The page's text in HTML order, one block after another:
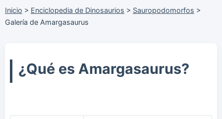
Inicio > Enciclopedia de Dinosaurios > Sauropodomorfos >
Galería de Amargasaurus
¿Qué es Amargasaurus?